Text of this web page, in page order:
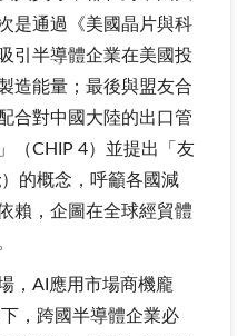
是通過《美國晶片與科
引半導體企業在美國投
造能量；最後與盟友合
合對中國大陸的出口管
（CHIP 4）並提出「友
的概念，呼籲各國減
賴，企圖在全球經貿體
，AI應用市場商機龐
，跨國半導體企業必